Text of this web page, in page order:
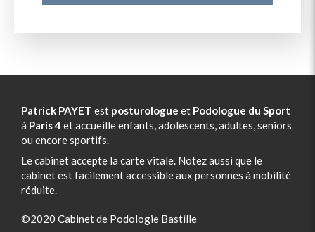
Patrick PAYET est posturologue et Podologue du Sport
à Paris 4 et accueille enfants, adolescents, adultes, seniors
ou encore sportifs.
Le cabinet accepte la carte vitale. Notez aussi que le
cabinet est facilement accessible aux personnes à mobilité
réduite.
©2020 Cabinet de Podologie Bastille